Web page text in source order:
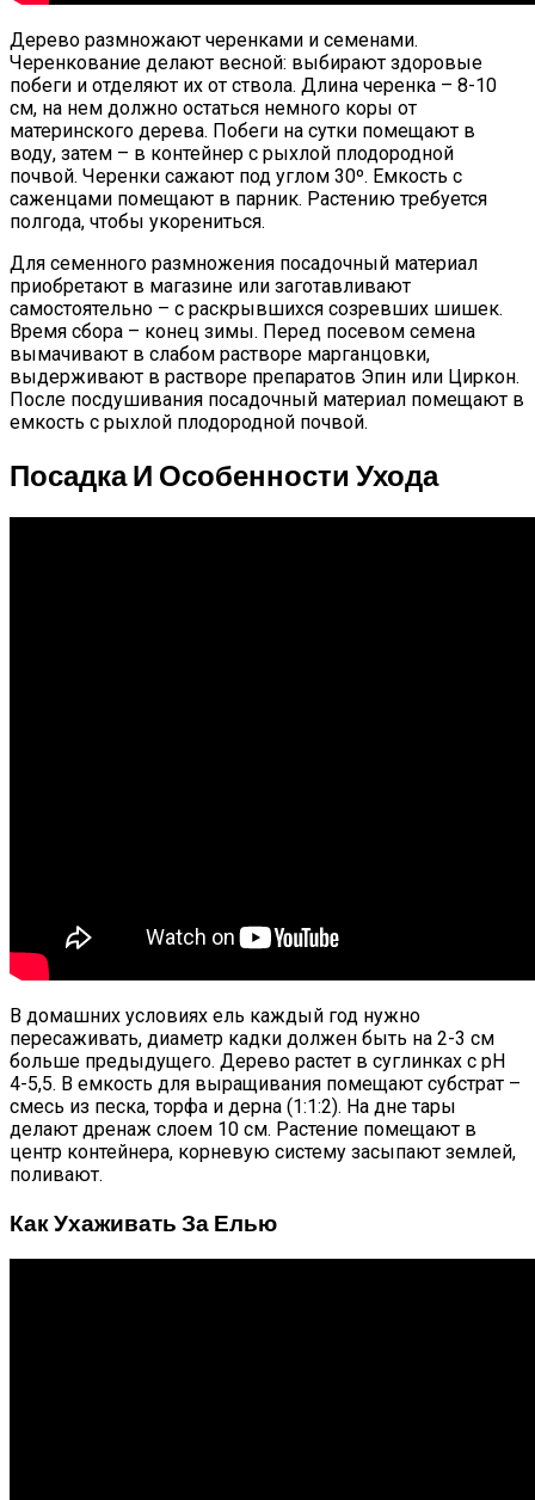
Дерево размножают черенками и семенами.
Черенкование делают весной: выбирают здоровые
побеги и отделяют их от ствола. Длина черенка – 8-10
см, на нем должно остаться немного коры от
материнского дерева. Побеги на сутки помещают в
воду, затем – в контейнер с рыхлой плодородной
почвой. Черенки сажают под углом 30º. Емкость с
саженцами помещают в парник. Растению требуется
полгода, чтобы укорениться.
Для семенного размножения посадочный материал
приобретают в магазине или заготавливают
самостоятельно – с раскрывшихся созревших шишек.
Время сбора – конец зимы. Перед посевом семена
вымачивают в слабом растворе марганцовки,
выдерживают в растворе препаратов Эпин или Циркон.
После посдушивания посадочный материал помещают в
емкость с рыхлой плодородной почвой.
Посадка И Особенности Ухода
В домашних условиях ель каждый год нужно
пересаживать, диаметр кадки должен быть на 2-3 см
больше предыдущего. Дерево растет в суглинках с рН
4-5,5. В емкость для выращивания помещают субстрат –
смесь из песка, торфа и дерна (1:1:2). На дне тары
делают дренаж слоем 10 см. Растение помещают в
центр контейнера, корневую систему засыпают землей,
поливают.
Как Ухаживать За Елью